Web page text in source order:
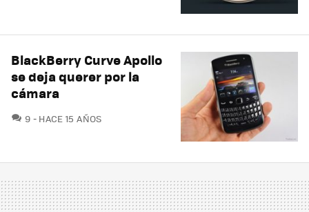
BlackBerry Curve Apollo
se deja querer por la
cámara
9 COMENTARIOS
HACE 15 AÑOS